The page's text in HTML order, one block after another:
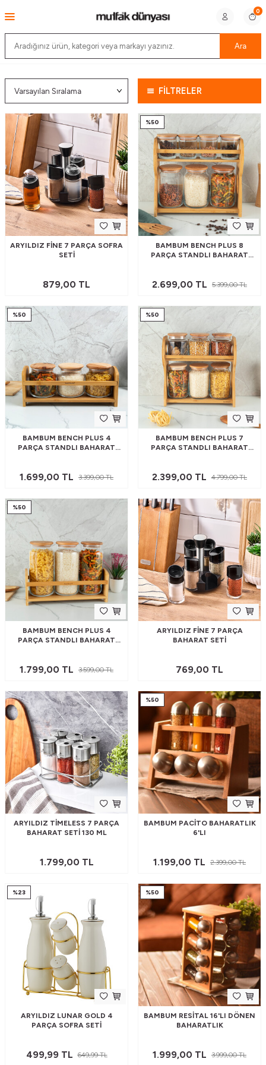
Ara
0
FİLTRELER
ARYILDIZ FINE 7 PARÇA SOFRA
SETI
879,00 TL
%50
BAMBUM BENCH PLUS 8
PARÇA STANDLI BAHARAT
2.699,00 TL 5.399,00TL
%50
BAMBUM BENCH PLUS 4
PARÇA STANDLI BAHARAT
1.699,00 TL 3.399,00TL
%50
BAMBUM BENCH PLUS 7
PARÇA STANDLI BAHARAT
2.399,00 TL 4.799,00TL
%50
BAMBUM BENCH PLUS 4
PARÇA STANDLI BAHARAT
1.799,00 TL 3.599,00TL
ARYILDIZ FINE 7 PARÇA
BAHARAT SETI
769,00 TL
ARYILDIZ TIMELESS 7 PARÇA
BAHARAT SETI 130 ML
1.799,00TL
%50
BAMBUM PACITO BAHARATLIK
6'LI
1.199,00 TL 2.399,00TL
%23
ARYILDIZ LUNAR GOLD 4
PARÇA SOFRA SETI
499,99TL 649,99TL
%50
BAMBUM RESITAL 16'LI DÖNEN
BAHARATLIK
1.999,00 TL 3.999,00TL